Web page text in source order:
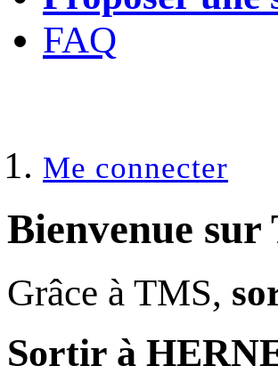
FAQ
Me connecter
Bienvenue sur
Grâce à TMS,
Sortir à